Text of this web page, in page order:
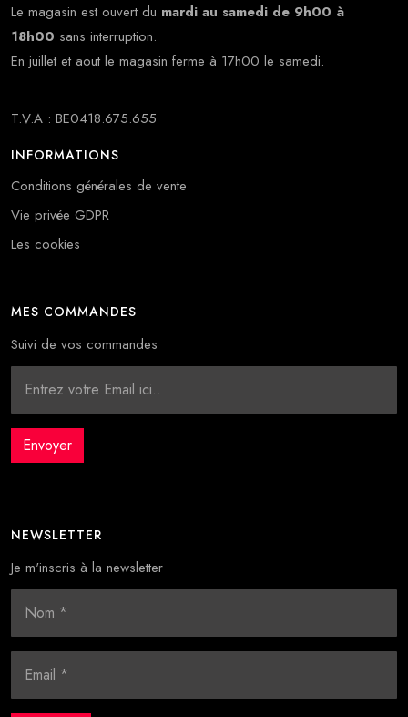
Le magasin est ouvert du mardi au samedi de 9h00 à
18h00 sans interruption.
En juillet et aout le magasin ferme à 17h00 le samedi.
T.V.A : BE0418.675.655
INFORMATIONS
Conditions générales de vente
Vie privée GDPR
Les cookies
MES COMMANDES
Suivi de vos commandes
NEWSLETTER
Je m'inscris à la newsletter